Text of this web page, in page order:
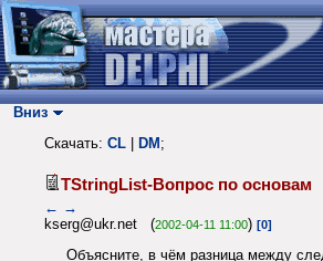
Вниз
Скачать: CL DM ;
TStringList-Вопрос по основам
← →
kserg@ukr.net (2002-04-11 11:00) [0]
Объясните, в чём разница между